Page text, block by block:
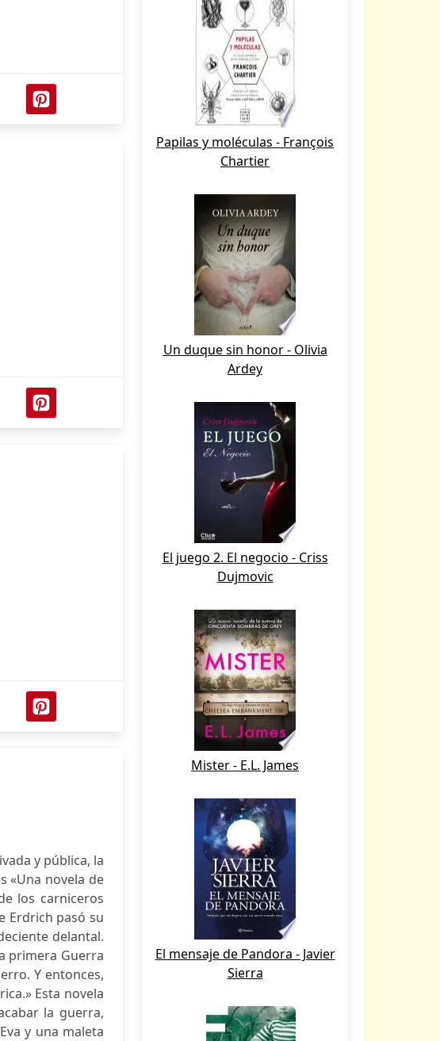
y pública, la
«Una novela de
los carniceros
Erdrich pasó su
delantal.
primera Guerra
Y entonces,
Esta novela
la guerra,
y una maleta
Papilas y moléculas - François
Chartier
Un duque sin honor - Olivia
Ardey
El juego 2. El negocio - Criss
Dujmovic
Mister - E.L. James
El mensaje de Pandora - Javier
Sierra